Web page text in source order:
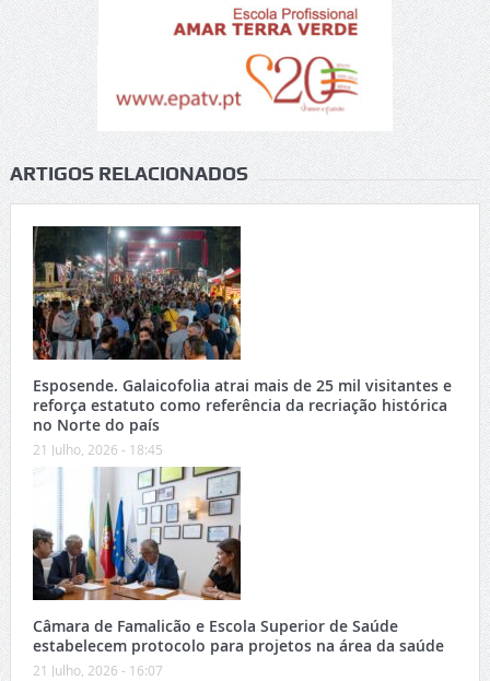
ARTIGOS RELACIONADOS
Esposende. Galaicofolia atrai mais de 25 mil visitantes e
reforça estatuto como referência da recriação histórica
no Norte do país
21 Julho, 2026 - 18:45
Câmara de Famalicão e Escola Superior de Saúde
estabelecem protocolo para projetos na área da saúde
21 Julho, 2026 - 16:07